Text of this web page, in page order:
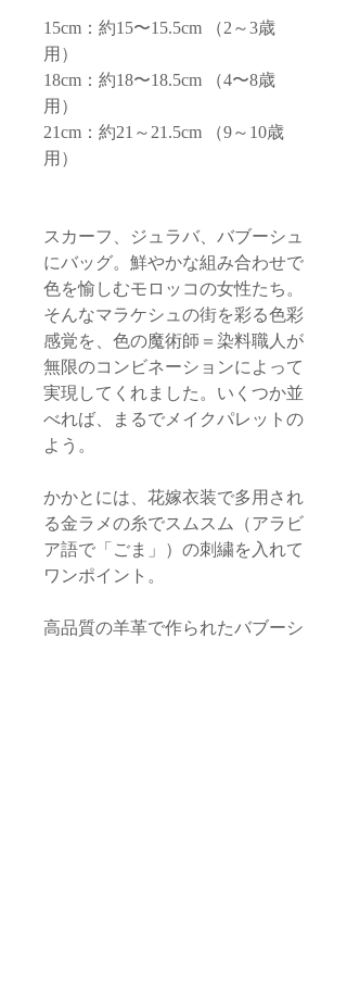
15cm：約15〜15.5cm （2～3歳
用）
18cm：約18〜18.5cm （4〜8歳
用）
21cm：約21～21.5cm （9～10歳
用）
スカーフ、ジュラバ、バブーシュ
にバッグ。鮮やかな組み合わせで
色を愉しむモロッコの女性たち。
そんなマラケシュの街を彩る色彩
感覚を、色の魔術師＝染料職人が
無限のコンビネーションによって
実現してくれました。いくつか並
べれば、まるでメイクパレットの
よう。
かかとには、花嫁衣装で多用され
る金ラメの糸でスムスム（アラビ
ア語で「ごま」）の刺繍を入れて
ワンポイント。
高品質の羊革で作られたバブーシ